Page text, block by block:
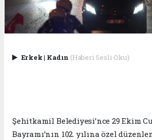
Erkek| Kadın (Haberi Sesli Oku)
Şehitkamil Belediyesi’nce 29 Ekim
Bayramı’nın 102. yılına özel